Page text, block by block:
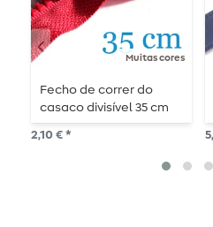
Muitas cores
Fecho de correr do
casaco divisível 35 cm
2,10 € *